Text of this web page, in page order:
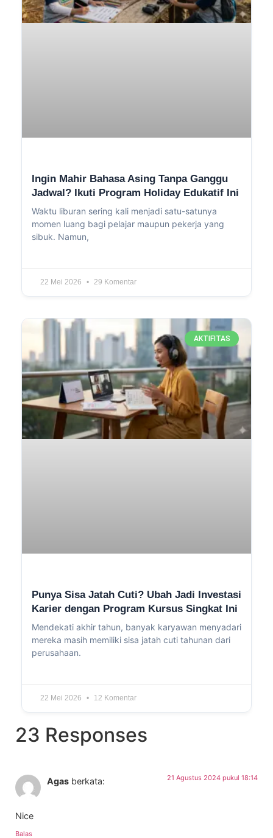
Ingin Mahir Bahasa Asing Tanpa Ganggu
Jadwal? Ikuti Program Holiday Edukatif Ini
Waktu liburan sering kali menjadi satu-satunya
momen luang bagi pelajar maupun pekerja yang
sibuk. Namun,
22 Mei 2026 29 Komentar
AKTIFITAS
Punya Sisa Jatah Cuti? Ubah Jadi Investasi
Karier dengan Program Kursus Singkat Ini
Mendekati akhir tahun, banyak karyawan menyadari
mereka masih memiliki sisa jatah cuti tahunan dari
perusahaan.
22 Mei 2026 12 Komentar
23 Responses
Agas berkata: 21 Agustus 2024 pukul 18:14
Nice
Balas